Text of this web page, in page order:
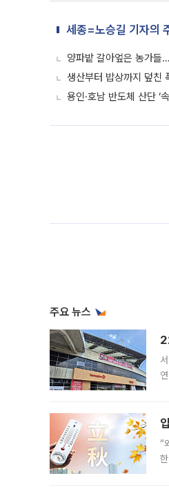
세종=노승길 기자의
양파밭 갈아엎은 농가들
생산부터 밥상까지 덮
용인·호남 반도체 산단 ‘
주요 뉴스
“